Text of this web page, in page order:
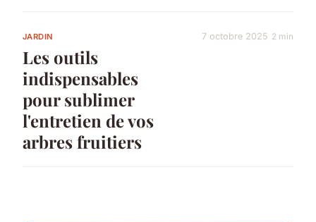
JARDIN
Les outils
indispensables
pour sublimer
l'entretien de vos
arbres fruitiers
7 octobre 2025 2 min